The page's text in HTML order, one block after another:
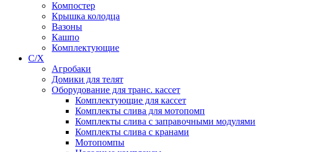
Компостер
Крышка колодца
Вазоны
Кашпо
Комплектующие
С/Х
Агробаки
Домики для телят
Оборудование для транс. кассет
Комплектующие для кассет
Комплекты слива для мотопомп
Комплекты слива с заправочными модулями
Комплекты слива с кранами
Мотопомпы